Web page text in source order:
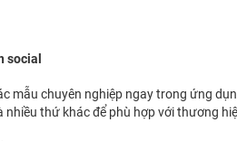
social
mẫu chuyên nghiệp ngay trong ứng
thứ khác để phù hợp với thương